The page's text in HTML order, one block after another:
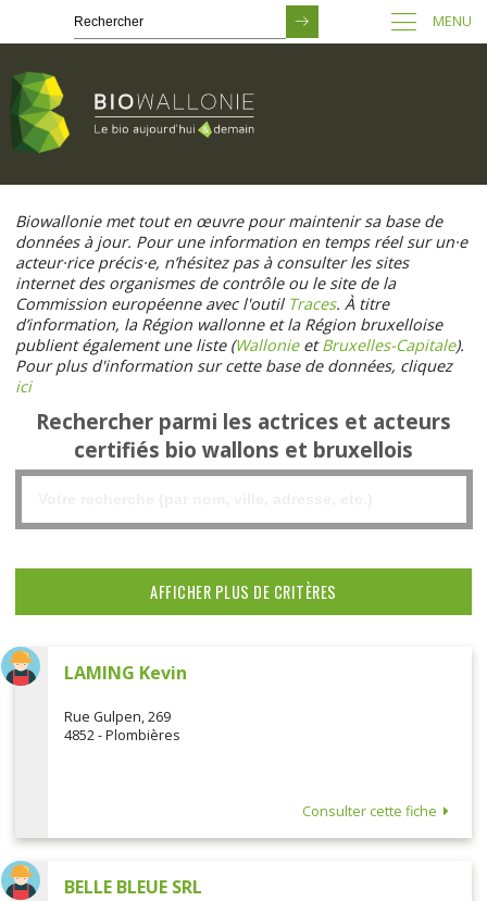
contenu
principal
MENU
Biowallonie met tout en œuvre pour maintenir sa base de
données à jour. Pour une information en temps réel sur un·e
acteur·rice précis·e, n’hésitez pas à consulter les sites
internet des organismes de contrôle ou le site de la
Commission européenne avec l'outil Traces. À titre
d’information, la Région wallonne et la Région bruxelloise
publient également une liste (WallonieetBruxelles-Capitale).
Pour plus d'information sur cette base de données, cliquez
ici
Rechercher parmi les actrices et acteurs
certifiés bio wallons et bruxellois
LAMING Kevin
Rue Gulpen, 269
4852 - Plombières
Consulter cette fiche
BELLE BLEUE SRL
AFFICHER PLUS DE CRITÈRES